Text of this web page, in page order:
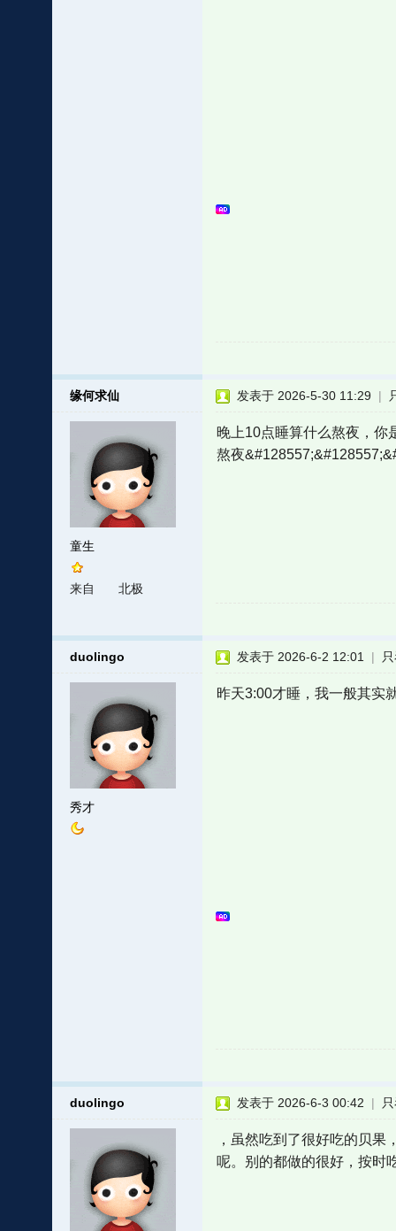
缘何求仙
童生
来自 北极
发表于 2026-5-30 11:29 |
晚上10点睡算什么熬夜，你
熬夜
duolingo
秀才
发表于 2026-6-2 12:01 |
昨天3:00才睡，我一般其实
duolingo 发表于 2026-6-3 00:42 |
，虽然吃到了很好吃的贝
呢。别的都做的很好，按时